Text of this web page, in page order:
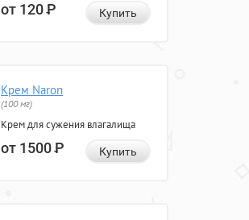
от 120Р Купить
Крем Naron
(100 мг)
Крем для сужения влагалища
от 1500Р Купить